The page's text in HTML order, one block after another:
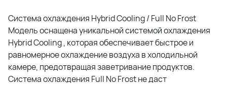
Система охлаждения Hybrid Cooling / Full No Frost
Модель оснащена уникальной системой охлаждения
Hybrid Cooling , которая обеспечивает быстрое и
равномерное охлаждение воздуха в холодильной
камере, предотвращая заветривание продуктов.
Система охлаждения Full No Frost не даст